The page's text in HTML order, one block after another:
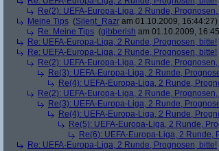
Re(2): UEFA-Europa-Liga, 2 Runde, Prognosen,
Meine Tips (Silent_Razr am 01.10.2009, 16:44:27)
Re: Meine Tips (gibberish am 01.10.2009,
Re: UEFA-Europa-Liga, 2 Runde, Prognosen, bitte!
Re: UEFA-Europa-Liga, 2 Runde, Prognosen, bitte!
Re(2): UEFA-Europa-Liga, 2 Runde, Prognosen,
Re(3): UEFA-Europa-Liga, 2 Runde,
Re(4): UEFA-Europa-Liga, 2 Runde,
Re(2): UEFA-Europa-Liga, 2 Runde, Prognosen,
Re(3): UEFA-Europa-Liga, 2 Runde,
Re(4): UEFA-Europa-Liga, 2 Runde,
Re(5): UEFA-Europa-Liga, 2 Runde,
Re(6): UEFA-Europa-Liga, 2 Runde,
Re: UEFA-Europa-Liga, 2 Runde, Prognosen, bitte!